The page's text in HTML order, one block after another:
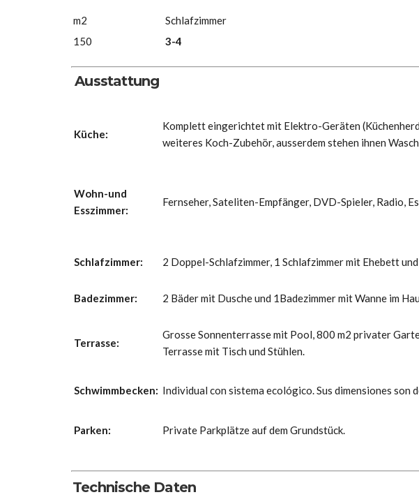
m2 Schlafzimmer
150
3-4
Ausstattung
Küche:
Komplett eingerichtet mit Elektro-Geräten
weiteres Koch-Zubehör, ausserdem stehen ihnen
Wohn-und
Esszimmer:
Fernseher, Sateliten-Empfänger, DVD-Spieler, Radio,
Schlafzimmer: 2 Doppel-Schlafzimmer, 1 Schlafzimmer mit Ehebett
Badezimmer: 2 Bäder mit Dusche und 1Badezimmer mit Wanne im
Terrasse:
Grosse Sonnenterrasse mit Pool, 800 m2 privater
Terrasse mit Tisch und Stühlen.
Schwimmbecken: Individual con sistema ecológico. Sus dimensiones son
Parken: Private Parkplätze auf dem Grundstück.
Technische Daten